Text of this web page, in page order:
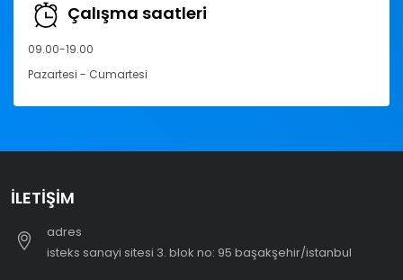
Çalışma saatleri
09.00-19.00
Pazartesi - Cumartesi
İLETIŞIM
adres
i̇steks sanayi sitesi 3. blok no: 95 başakşehir/i̇stanbul